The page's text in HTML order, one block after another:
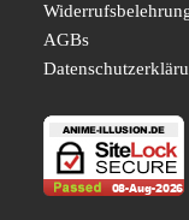
AGBs